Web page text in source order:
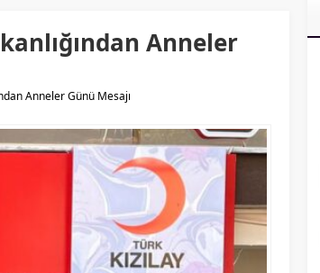
Anneler
Anneler Günü Mesajı